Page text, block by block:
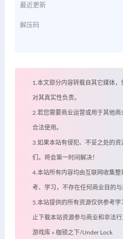
最近更新
解压码
1.本文部分内容转载自其它媒体
对其真实性负责。
2.若您需要商业运营或用于其他
合法使用。
3.如果本站有侵犯、不妥之处的
们。将会第一时间解决！
4.本站所有内容均由互联网收集
考、学习，不存在任何商业目的与
5.本站提供的所有资源仅供参考
止下载本站资源参与商业和非法行
游戏库 » 枷锁之下/Under Lock